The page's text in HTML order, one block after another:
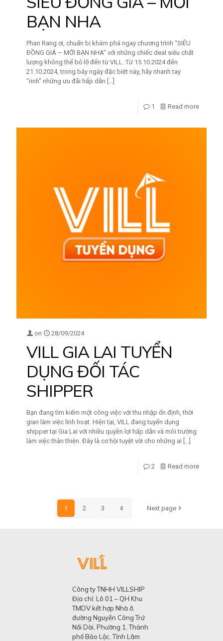
BẠN NHA
Phan Rang ơi, chuẩn bị khám phá ngay chương trình “SIÊU
ĐỒNG GIÁ – MỜI BẠN NHA” với những chiếc deal siêu chất
lượng không thể bỏ lỡ đến từ VILL. Từ 15.10.2024 đến
21.10.2024, trong bảy ngày đặc biệt này, hãy nhanh tay
“rinh” những ưu đãi hấp dẫn […]
1 Read more
on 28/09/2024
VILL GIA LAI TUYỂN
DỤNG ĐỐI TÁC
SHIPPER
Bạn đang tìm kiếm một công việc với thu nhập ổn định, thời
gian làm việc linh hoạt. Hiện tại, VILL đang tuyển dụng
shipper tại Gia Lai với nhiều quyền lợi hấp dẫn và môi trường
làm việc thân thiện. Đây là cơ hội tuyệt vời cho những ai […]
2 Read more
1 2 3 4 Next page
Công ty TNHH VILLSHIP
Địa chỉ: Lô 01 – QH Khu
TMDV kết hợp Nhà ở,
đường Nguyễn Công Trứ
Nối Dài, Phường 1, Thành
phố Bảo Lộc, Tỉnh Lâm